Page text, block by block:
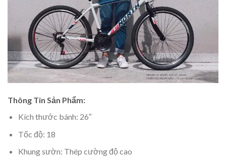
Thông Tin Sản Phẩm:
Kích thước bánh: 26″
Tốc độ: 18
Khung sườn: Thép cường độ cao